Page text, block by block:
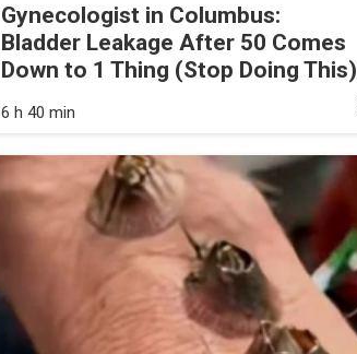
Gynecologist in Columbus:
Bladder Leakage After 50 Comes
Down to 1 Thing (Stop Doing This)
6 h 40 min